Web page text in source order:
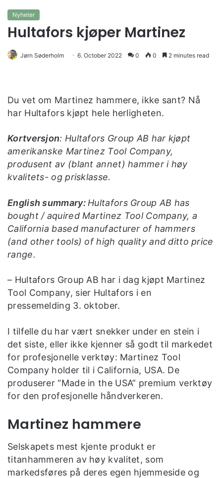
Nyheter
Hultafors kjøper Martinez
Jørn Søderholm 6. October 2022 0 0 2 minutes read
Du vet om Martinez hammere, ikke sant? Nå
har Hultafors kjøpt hele herligheten.
Kortversjon: Hultafors Group AB har kjøpt
amerikanske Martinez Tool Company,
produsent av (blant annet) hammer i høy
kvalitets- og prisklasse.
English summary: Hultafors Group AB has
bought / aquired Martinez Tool Company, a
California based manufacturer of hammers
(and other tools) of high quality and ditto price
range.
– Hultafors Group AB har i dag kjøpt Martinez
Tool Company, sier Hultafors i en
pressemelding 3. oktober.
I tilfelle du har vært snekker under en stein i
det siste, eller ikke kjenner så godt til markedet
for profesjonelle verktøy: Martinez Tool
Company holder til i California, USA. De
produserer “Made in the USA” premium verktøy
for den profesjonelle håndverkeren.
Martinez hammere
Selskapets mest kjente produkt er
titanhammeren av høy kvalitet, som
markedsføres på deres egen hjemmeside og